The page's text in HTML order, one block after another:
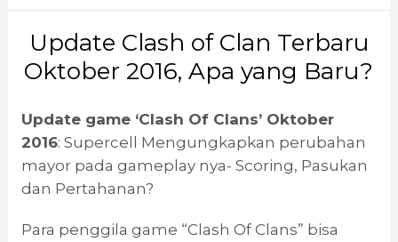
Update Clash of Clan Terbaru
Oktober 2016, Apa yang Baru?
Update game ‘Clash Of Clans’ Oktober
2016: Supercell Mengungkapkan perubahan
mayor pada gameplay nya- Scoring, Pasukan
dan Pertahanan?
Para penggila game “Clash Of Clans” bisa